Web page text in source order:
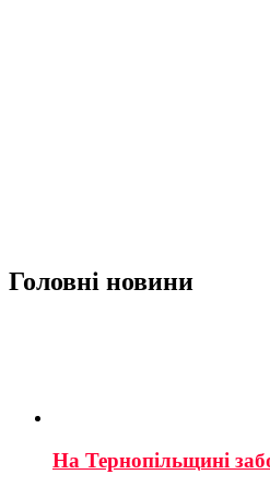
Головні новини
На Тернопільщині